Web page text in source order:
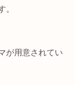
。
が用意されてい